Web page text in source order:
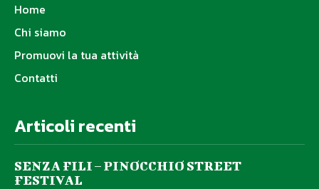
Home
Chi siamo
Promuovi la tua attività
Contatti
Articoli recenti
SENZA FILI – PINOCCHIO STREET
FESTIVAL